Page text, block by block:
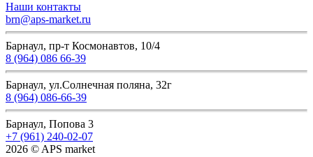
Наши контакты
brn@aps-market.ru
Барнаул, пр-т Космонавтов, 10/4
8 (964) 086 66-39
Барнаул, ул.Солнечная поляна, 32г
8 (964) 086-66-39
Барнаул, Попова 3
+7 (961) 240-02-07
2026 © APS market